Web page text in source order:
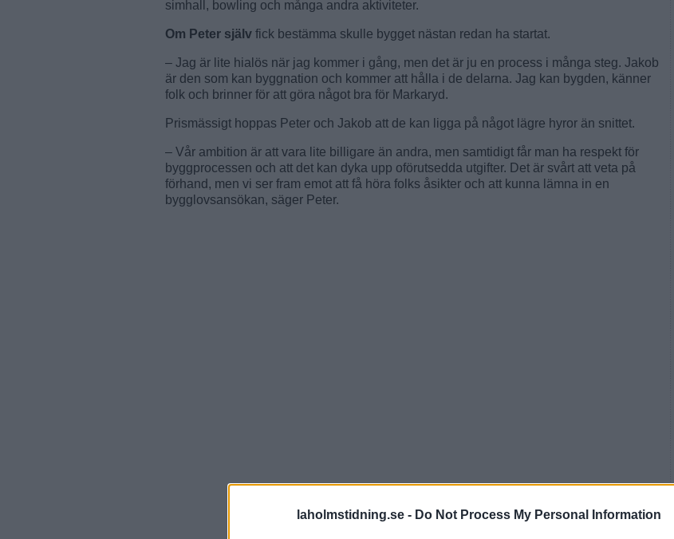
laholmstidning.se - Do Not Process My Personal Information
simhall, bowling och många andra aktiviteter.
Om Peter själv fick bestämma skulle bygget nästan redan ha startat.
– Jag är lite hialös när jag kommer i gång, men det är ju en process i många steg. Jakob
är den som kan byggnation och kommer att hålla i de delarna. Jag kan bygden, känner
folk och brinner för att göra något bra för Markaryd.
Prismässigt hoppas Peter och Jakob att de kan ligga på något lägre hyror än snittet.
– Vår ambition är att vara lite billigare än andra, men samtidigt får man ha respekt för
byggprocessen och att det kan dyka upp oförutsedda utgifter. Det är svårt att veta på
förhand, men vi ser fram emot att få höra folks åsikter och att kunna lämna in en
bygglovsansökan, säger Peter.